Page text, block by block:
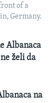
of a
Germany.
Albanaca
želi da
na